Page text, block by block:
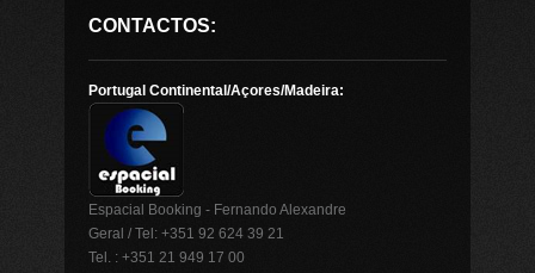
CONTACTOS:
Portugal Continental/Açores/Madeira:
Espacial Booking - Fernando Alexandre
Geral / Tel: +351 92 624 39 21
Tel. : +351 21 949 17 00